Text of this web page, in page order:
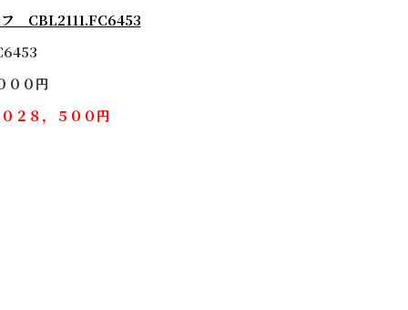
CBL2111.FC6453
００円
２８，５００円